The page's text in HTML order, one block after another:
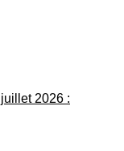
2026 :